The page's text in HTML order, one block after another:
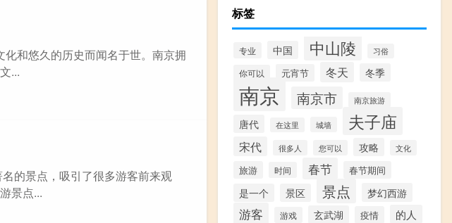
和悠久的历史而闻名于世。南京拥
...
的景点，吸引了很多游客前来观
景点...
标签
专业 中国 中山陵 习俗
你可以 元宵节 冬天 冬季
南京 南京市 南京旅游
唐代 在这里 城墙 夫子庙
宋代 很多人 您可以 攻略 文化
旅游 时间 春节 春节期间
是一个 景区 景点 梦幻西游
游客 游戏 玄武湖 疫情 的人